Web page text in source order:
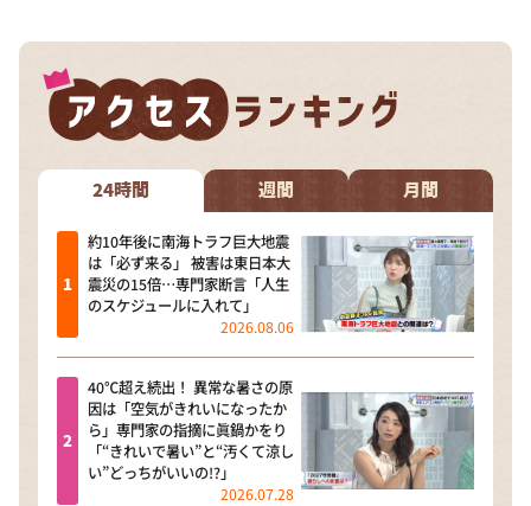
24時間 週間 月間
約10年後に南海トラフ巨大地震
は「必ず来る」 被害は東日本大
震災の15倍…専門家断言「人生
のスケジュールに入れて」
2026.08.06
40℃超え続出！ 異常な暑さの原
因は「空気がきれいになったか
ら」専門家の指摘に眞鍋かをり
「“きれいで暑い”と“汚くて涼し
い”どっちがいいの!?」
2026.07.28